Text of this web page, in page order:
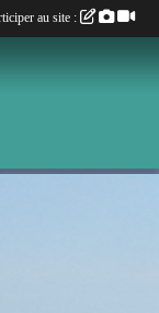
au site :